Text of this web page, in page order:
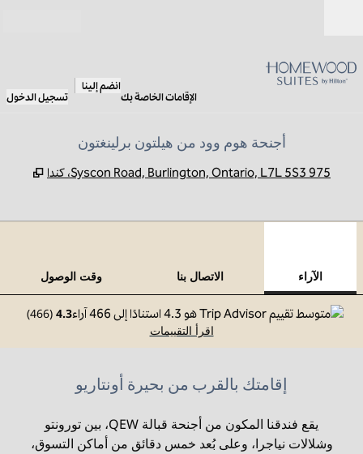
الإقامات الخاصة بك
انضم إلينا
تسجيل الدخول
أجنحة هوم وود من هيلتون برلينغتون
975 Syscon Road, Burlington, Ontario, L7L 5S3، كندا
الآراء الاتصال بنا وقت الوصول
4.3
(
466
)
اقرأ التقييمات
إقامتك بالقرب من بحيرة أونتاريو
يقع فندقنا المكون من أجنحة قبالة QEW، بين تورونتو
وشلالات نياجرا، وعلى بُعد خمس دقائق من أماكن التسوق،